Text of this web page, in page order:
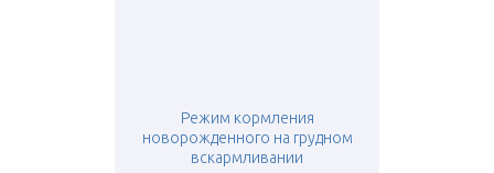
Режим кормления
новорожденного на грудном
вскармливании